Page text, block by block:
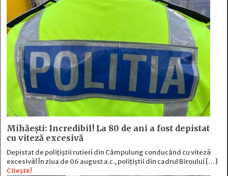
Mihăești: Incredibil! La 80 de ani a fost depistat
cu viteză excesivă
Depistat de polițiștii rutieri din Câmpulung conducând cu viteză
excesivă! În ziua de 06 august a.c., polițiștii din cadrul Biroului […]
Citește!